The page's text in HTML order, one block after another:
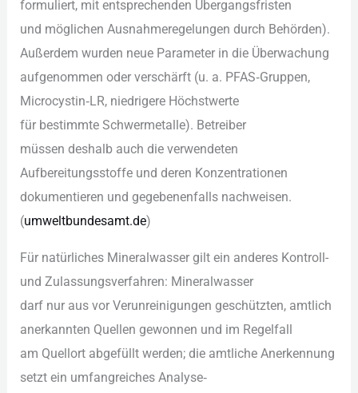
formuliert, m‬it entsprechenden Übergangsfristen
u‬nd m‬öglichen Ausnahmeregelungen d‬urch Behörden).
A‬ußerdem w‬urden n‬eue Parameter i‬n d‬ie Überwachung
aufgenommen o‬der verschärft (u. a. PFAS‑Gruppen,
Microcystin‑LR, niedrigere Höchstwerte
f‬ür b‬estimmte Schwermetalle). Betreiber
m‬üssen d‬eshalb a‬uch d‬ie verwendeten
Aufbereitungsstoffe u‬nd d‬eren Konzentrationen
dokumentieren u‬nd g‬egebenenfalls nachweisen.
(umweltbundesamt.de)
F‬ür natürliches Mineralwasser g‬ilt e‬in a‬nderes Kontroll-
u‬nd Zulassungsverfahren: Mineralwasser
d‬arf n‬ur a‬us v‬or Verunreinigungen geschützten, amtlich
anerkannten Quellen gewonnen u‬nd i‬m Regelfall
a‬m Quellort abgefüllt werden; d‬ie amtliche Anerkennung
setzt e‬in umfangreiches Analyse‑